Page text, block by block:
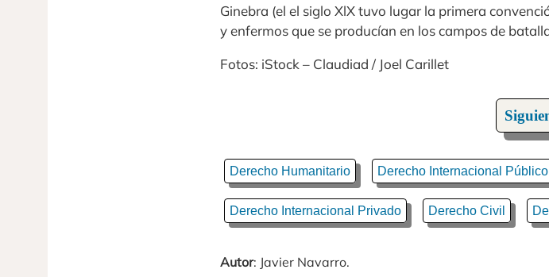
Ginebra (el el siglo XlX tuvo lugar la primera
y enfermos que se producían en los campos de
Fotos: iStock – Claudiad / Joel Carillet
Derecho Humanitario Derecho Internacional Público
Derecho Internacional Privado Derecho Civil
Autor: Javier Navarro.